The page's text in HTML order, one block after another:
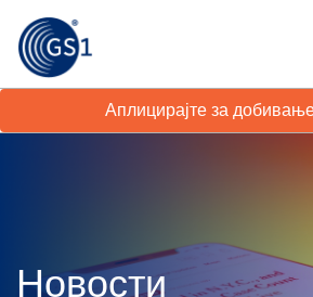
Аплицирајте за
Новости